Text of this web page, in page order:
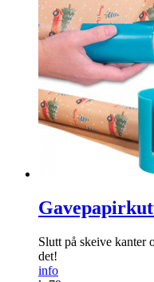
Slutt på skeive kanter
det!
info